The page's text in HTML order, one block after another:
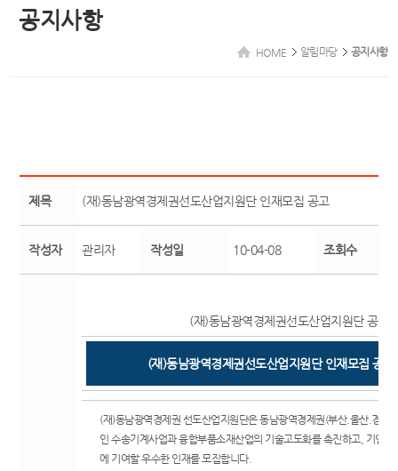
공지사항
HOME 알림마당 공지사항
제목 (재)동남광역경제권선도산업지원단 인재모집 공고
작성자 관리자 작성일 10-04-08 조회수
(재)동남광역경제권선도산업지원단 공고
(재)동남광역경제권선도산업지원단 인재모집 공고
(재)동남광역경제권 선도산업지원단은 동남광역경제권(부산.울산.경남)
인 수송기계사업과 융합부품소재산업의 기술고도화를 촉진하고, 기업의
에 기여할 우수한 인재를 모집합니다.